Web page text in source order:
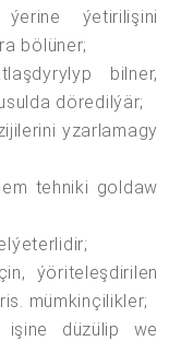
ýetirilişini
bölüner;
bilner,
döredilýär;
yzarlamagy
tehniki goldaw
ýöriteleşdirilen
mümkinçilikler;
işine düzülip we